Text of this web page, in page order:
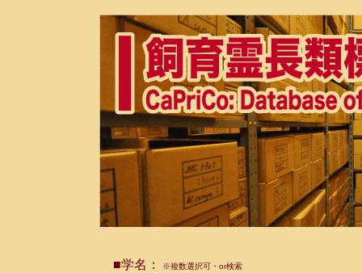
■学名： ※複数選択可・or検索